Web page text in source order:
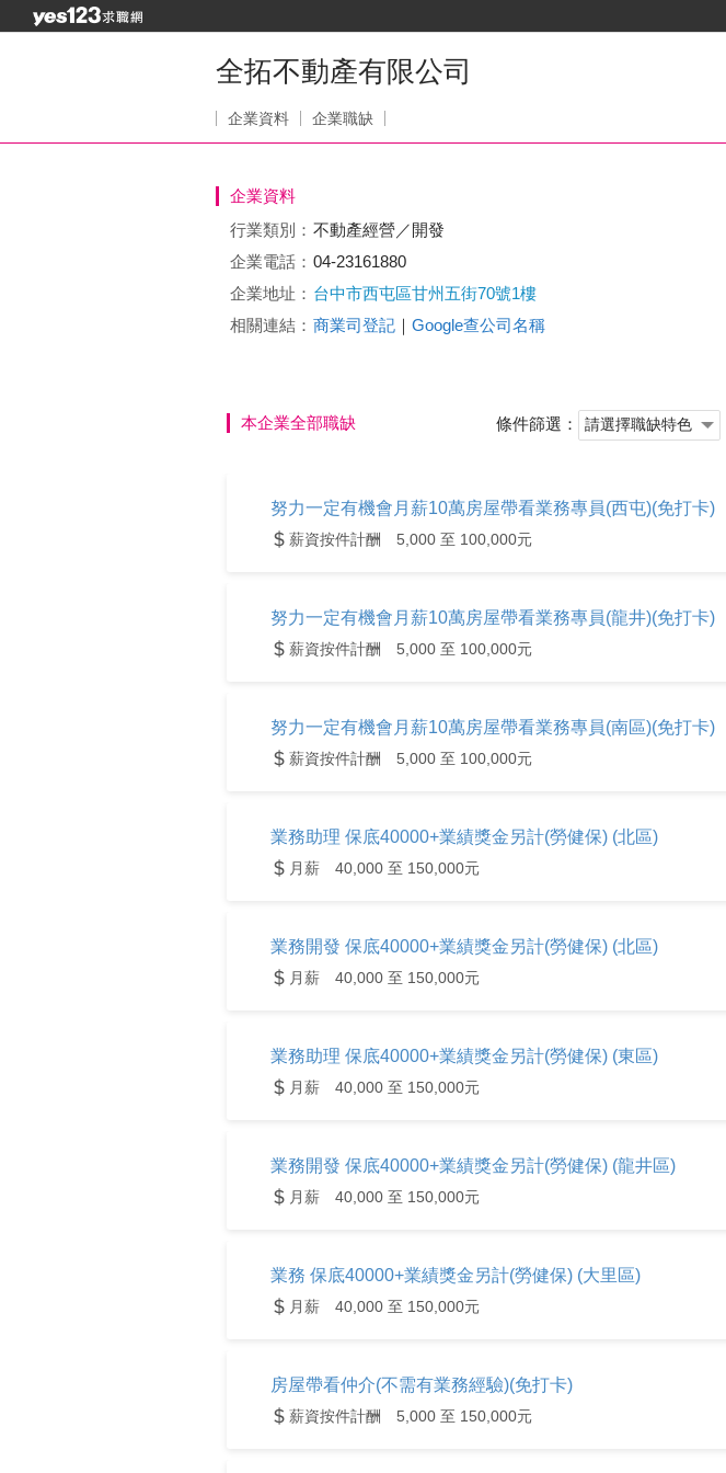
全拓不動產有限公司
企業資料 企業職缺
企業資料
行業類別： 不動產經營／開發
企業電話： 04-23161880
企業地址： 台中市西屯區甘州五街70號1樓
相關連結： 商業司登記 ｜ Google查公司名稱
本企業全部職缺 條件篩選：
努力一定有機會月薪10萬房屋帶看業務專員(西屯)(免打卡)
薪資按件計酬 5,000 至 100,000元
努力一定有機會月薪10萬房屋帶看業務專員(龍井)(免打卡)
薪資按件計酬 5,000 至 100,000元
努力一定有機會月薪10萬房屋帶看業務專員(南區)(免打卡)
薪資按件計酬 5,000 至 100,000元
業務助理 保底40000+業績獎金另計(勞健保) (北區)
月薪 40,000 至 150,000元
業務開發 保底40000+業績獎金另計(勞健保) (北區)
月薪 40,000 至 150,000元
業務助理 保底40000+業績獎金另計(勞健保) (東區)
月薪 40,000 至 150,000元
業務開發 保底40000+業績獎金另計(勞健保) (龍井區)
月薪 40,000 至 150,000元
業務 保底40000+業績獎金另計(勞健保) (大里區)
月薪 40,000 至 150,000元
房屋帶看仲介(不需有業務經驗)(免打卡)
薪資按件計酬 5,000 至 150,000元